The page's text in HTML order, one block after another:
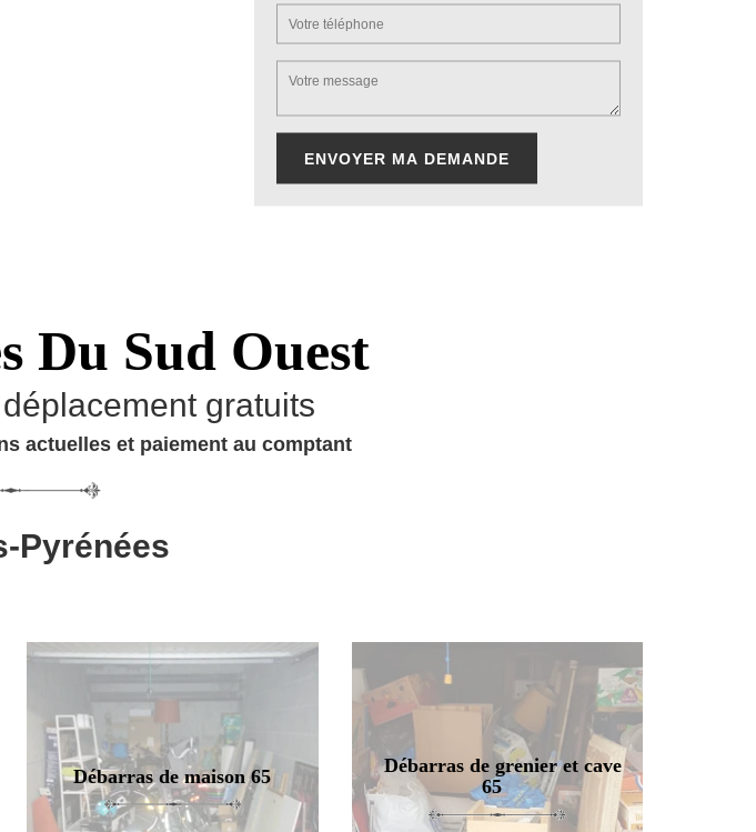
Du Sud Ouest
gratuits
actuelles et paiement au comptant
Pyrénées
Débarras de maison 65
Débarras de grenier et cave
65